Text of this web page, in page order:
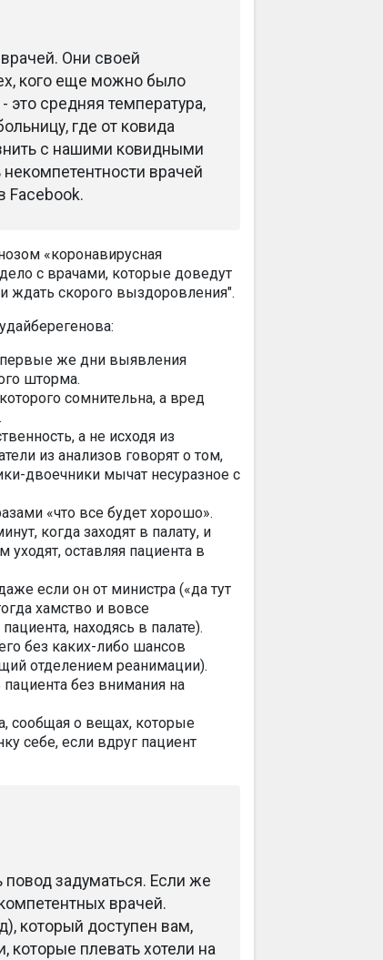
Они своей
кого еще можно было
средняя температура,
где от ковида
с нашими ковидными
врачей
Facebook.
«коронавирусная
с врачами, которые доведут
ждать скорого выздоровления".
первые же дни выявления
шторма.
сомнительна, а вред
а не исходя из
из анализов говорят о том,
двоечники мычат несуразное с
«что все будет хорошо».
когда заходят в палату, и
оставляя пациента в
если он от министра («да тут
хамство и вовсе
находясь в палате).
без каких-либо шансов
отделением реанимации).
без внимания на
сообщая о вещах, которые
себе, если вдруг пациент
повод задуматься. Если же
врачей.
который доступен вам,
которые плевать хотели на